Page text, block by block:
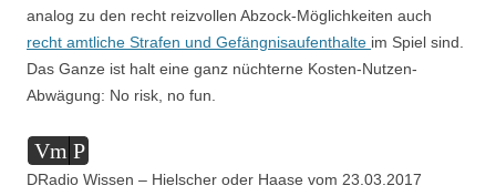
analog zu den recht reizvollen Abzock-Möglichkeiten auch
recht amtliche Strafen und Gefängnisaufenthalte im Spiel sind.
Das Ganze ist halt eine ganz nüchterne Kosten-Nutzen-
Abwägung: No risk, no fun.
Audio-
Player
Vm P
DRadio Wissen – Hielscher oder Haase vom 23.03.2017